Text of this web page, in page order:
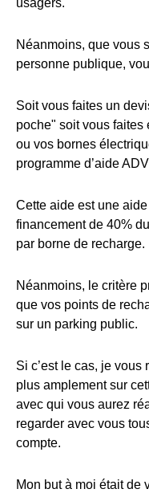
usagers.
Néanmoins, que vous
personne publique,
Soit vous faites un
poche" soit vous faites
ou vos bornes
programme d’aide
Cette aide est une
financement de 40%
par borne de recharge.
Néanmoins, le critère
que vos points de
sur un parking public.
Si c’est le cas, je
plus amplement sur
avec qui vous aurez
regarder avec vous
compte.
Mon but à moi était de